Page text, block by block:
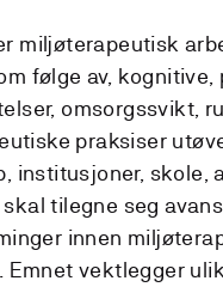
miljøterapeutisk
følge av,
omsorgssvikt,
praksiser
institusjoner, skole,
tilegne seg
innen
Emnet vektlegger